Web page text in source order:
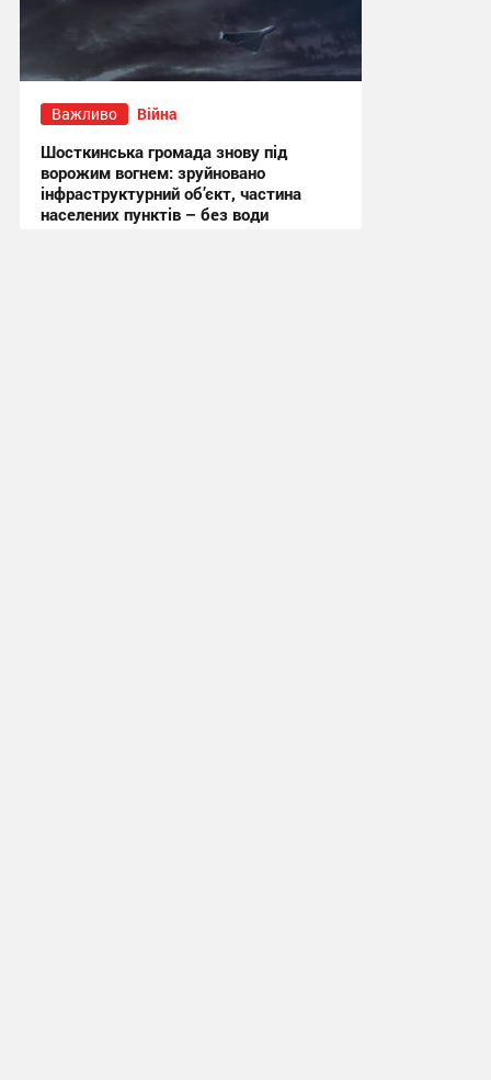
Важливо Війна
Шосткинська громада знову під
ворожим вогнем: зруйновано
інфраструктурний об’єкт, частина
населених пунктів – без води